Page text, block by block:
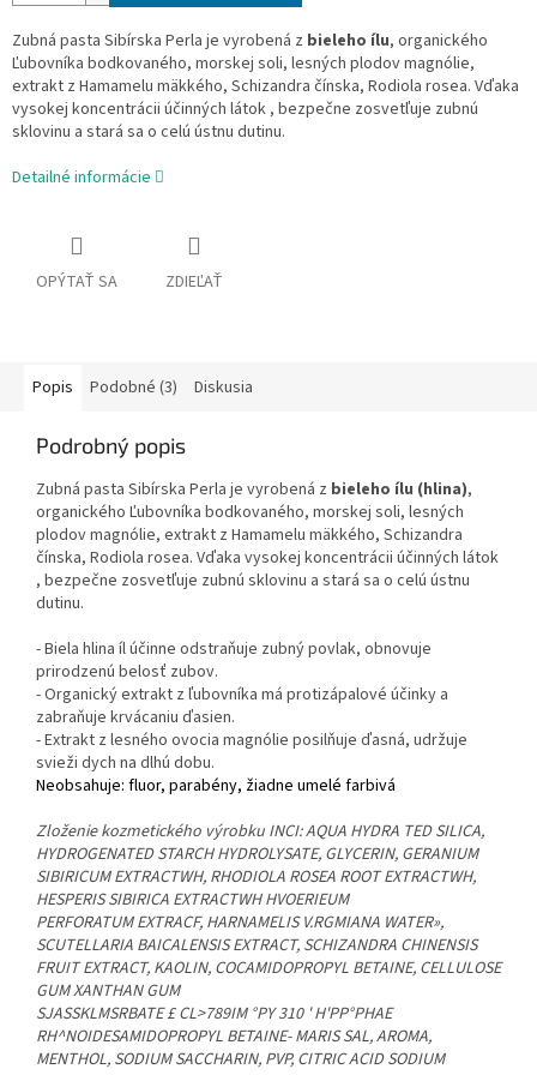
Zubná pasta Sibírska Perla je vyrobená z bieleho ílu, organického
Ľubovníka bodkovaného, morskej soli, lesných plodov magnólie,
extrakt z Hamamelu mäkkého, Schizandra čínska, Rodiola rosea. Vďaka
vysokej koncentrácii účinných látok , bezpečne zosvetľuje zubnú
sklovinu a stará sa o celú ústnu dutinu.
Detailné informácie
OPÝTAŤ SA ZDIEĽAŤ
Popis Podobné (3) Diskusia
Podrobný popis
Zubná pasta Sibírska Perla je vyrobená z bieleho ílu (hlina),
organického Ľubovníka bodkovaného, morskej soli, lesných
plodov magnólie, extrakt z Hamamelu mäkkého, Schizandra
čínska, Rodiola rosea. Vďaka vysokej koncentrácii účinných látok
, bezpečne zosvetľuje zubnú sklovinu a stará sa o celú ústnu
dutinu.
- Biela hlina íl účinne odstraňuje zubný povlak, obnovuje
prirodzenú belosť zubov.
- Organický extrakt z ľubovníka má protizápalové účinky a
zabraňuje krvácaniu ďasien.
- Extrakt z lesného ovocia magnólie posilňuje ďasná, udržuje
svieži dych na dlhú dobu.
Neobsahuje: fluor, parabény, žiadne umelé farbivá
Zloženie kozmetického výrobku INCI: AQUA HYDRA TED SILICA,
HYDROGENATED STARCH HYDROLYSATE, GLYCERIN, GERANIUM
SIBIRICUM EXTRACTWH, RHODIOLA ROSEA ROOT EXTRACTWH,
HESPERIS SIBIRICA EXTRACTWH HVOERIEUM
PERFORATUM EXTRACF, HARNAMELIS V.RGMIANA WATER»,
SCUTELLARIA BAICALENSIS EXTRACT, SCHIZANDRA CHINENSIS
FRUIT EXTRACT, KAOLIN, COCAMIDOPROPYL BETAINE, CELLULOSE
GUM XANTHAN GUM
SJASSKLMSRBATE £ CL>789IM °PY 310 ' H'PP°PHAE
RH^NOIDESAMIDOPROPYL BETAINE- MARIS SAL, AROMA,
MENTHOL, SODIUM SACCHARIN, PVP, CITRIC ACID SODIUM